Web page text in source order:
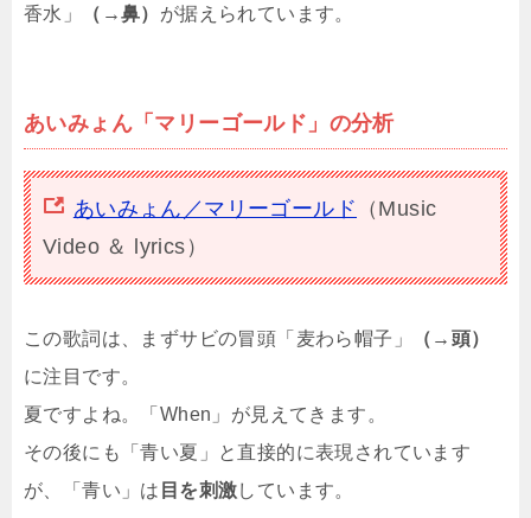
香水」
（→鼻） が据えられています。
あいみょん「マリーゴールド」の分析
あいみょん／マリーゴールド
（Music
Video ＆ lyrics）
この歌詞は、まずサビの冒頭「麦わら帽子」
（→頭）
に注目です。
夏ですよね。「When」が見えてきます。
その後にも「青い夏」と直接的に表現されています
が、「青い」は 目を刺激しています。